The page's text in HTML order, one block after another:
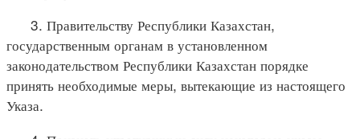
3. Правительству Республики Казахстан,
государственным органам в установленном
законодательством Республики Казахстан порядке
принять необходимые меры, вытекающие из настоящего
Указа.